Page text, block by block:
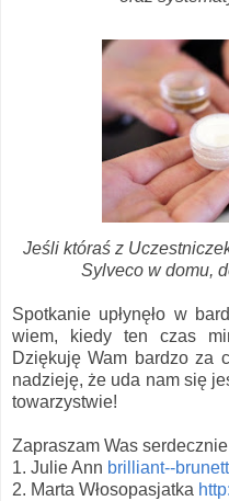
Jeśli któraś z
Sylveco w domu,
Spotkanie upłynęło w
wiem, kiedy ten czas
Dziękuję Wam bardzo za
nadzieję, że uda nam się
towarzystwie!
Zapraszam Was
1. Julie Ann brilliant--
2. Marta Włosopasjatka